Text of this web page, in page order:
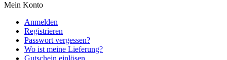
Mein Konto
Anmelden
Registrieren
Passwort vergessen?
Wo ist meine Lieferung?